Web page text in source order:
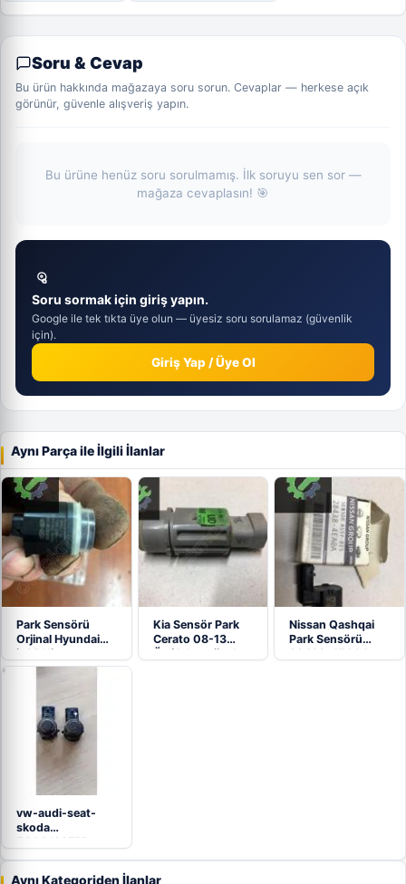
Soru & Cevap
Bu ürün hakkında mağazaya soru sorun. Cevaplar — herkese açık
görünür, güvenle alışveriş yapın.
Bu ürüne henüz soru sorulmamış. İlk soruyu sen sor —
mağaza cevaplasın! 🎯
Soru sormak için giriş yapın.
Google ile tek tıkta üye olun — üyesiz soru sorulamaz (güvenlik
için).
Giriş Yap / Üye Ol
Aynı Parça ile İlgili İlanlar
Park Sensörü
Orjinal Hyundai
ix35 Kia
sportage…
Kia Sensör Park
Cerato 08-13
Ön/Arka orjinal…
Nissan Qashqai
Park Sensörü
28438-4EA0A
vw-audi-seat-
skoda
5Q0919275B
ORJİNAL park
Aynı Kategoriden İlanlar